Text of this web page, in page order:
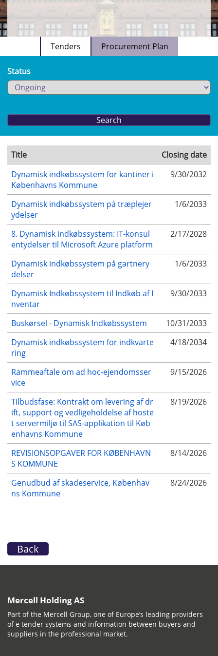
Tenders Procurement Plan
Status
Title
Closing date
Dynamisk indkøbssystem for kantiner i
Københavns Kommune
9/30/2032
Dynamisk indkøbssystem på træplejer
ydelser
1/6/2033
8. Dynamisk indkøbssystem: IT-konsul
entydelser til Microsoft Azure platform
2/17/2028
Dynamisk indkøbssystem på gartnery
delser
1/6/2033
Dynamisk Indkøbssystem til Indkøb af I
nventar
9/30/2033
Buskørsel - Dynamisk Indkøbssystem
10/31/2033
Dynamisk indkøbssystem for indkvarte
ring
4/18/2034
Rammeaftale om ad hoc-ejendomsser
vice
9/15/2026
Tilbudsfase: Kontrakt om levering af dr
ift, support og vedligeholdelse af hoste
t servermiljø til SAS-applikation til Køb
enhavns Kommune
8/19/2026
REVISIONSOPGAVER FOR KØBENHAVN
S KOMMUNE
8/14/2026
Genudbud af skadeservice, Københav
ns Kommune
8/24/2026
Back
Mercell Holding AS
Part of the Mercell Group, one of Europe’s leading providers
of e tender systems and information between buyers and
suppliers in the professional market.